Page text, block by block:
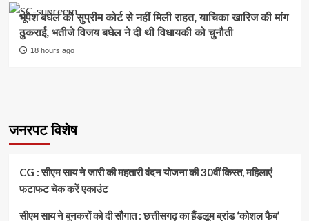
भूपेश बघेल को सुप्रीम कोर्ट से नहीं मिली राहत, याचिका खारिज की मांग
ठुकराई, भतीजे विजय बघेल ने दी थी विधायकी को चुनौती
18 hours ago
जनरपट विशेष
CG : सीएम साय ने जारी की महतारी वंदन योजना की 30वीं किस्त, महिलाएं
फटाफट चेक करें एकाउंट
सीएम साय ने बुनकरों को दी सौगात : छत्तीसगढ़ का हैंडलूम ब्रांड ‘कोशल फैब’